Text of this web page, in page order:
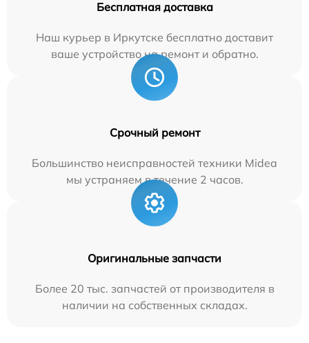
Бесплатная доставка
Наш курьер в Иркутске бесплатно доставит
ваше устройство на ремонт и обратно.
Срочный ремонт
Большинство неисправностей техники Midea
мы устраняем в течение 2 часов.
Оригинальные запчасти
Более 20 тыс. запчастей от производителя в
наличии на собственных складах.